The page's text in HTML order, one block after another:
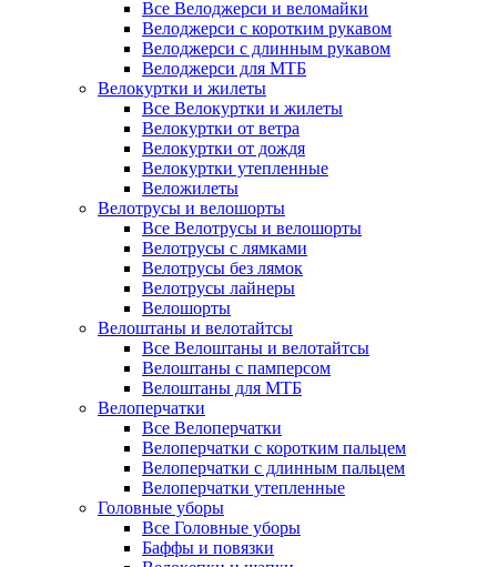
Все Велоджерси и веломайки
Велоджерси с коротким рукавом
Велоджерси с длинным рукавом
Велоджерси для МТБ
Велокуртки и жилеты
Все Велокуртки и жилеты
Велокуртки от ветра
Велокуртки от дождя
Велокуртки утепленные
Веложилеты
Велотрусы и велошорты
Все Велотрусы и велошорты
Велотрусы с лямками
Велотрусы без лямок
Велотрусы лайнеры
Велошорты
Велоштаны и велотайтсы
Все Велоштаны и велотайтсы
Велоштаны с памперсом
Велоштаны для МТБ
Велоперчатки
Все Велоперчатки
Велоперчатки с коротким пальцем
Велоперчатки с длинным пальцем
Велоперчатки утепленные
Головные уборы
Все Головные уборы
Баффы и повязки